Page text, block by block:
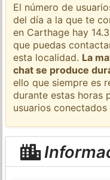
El número de
del día a la que te
en Carthage hay
que puedas
esta localidad. La
chat se produce
ello que siempre es
durante estas horas
usuarios